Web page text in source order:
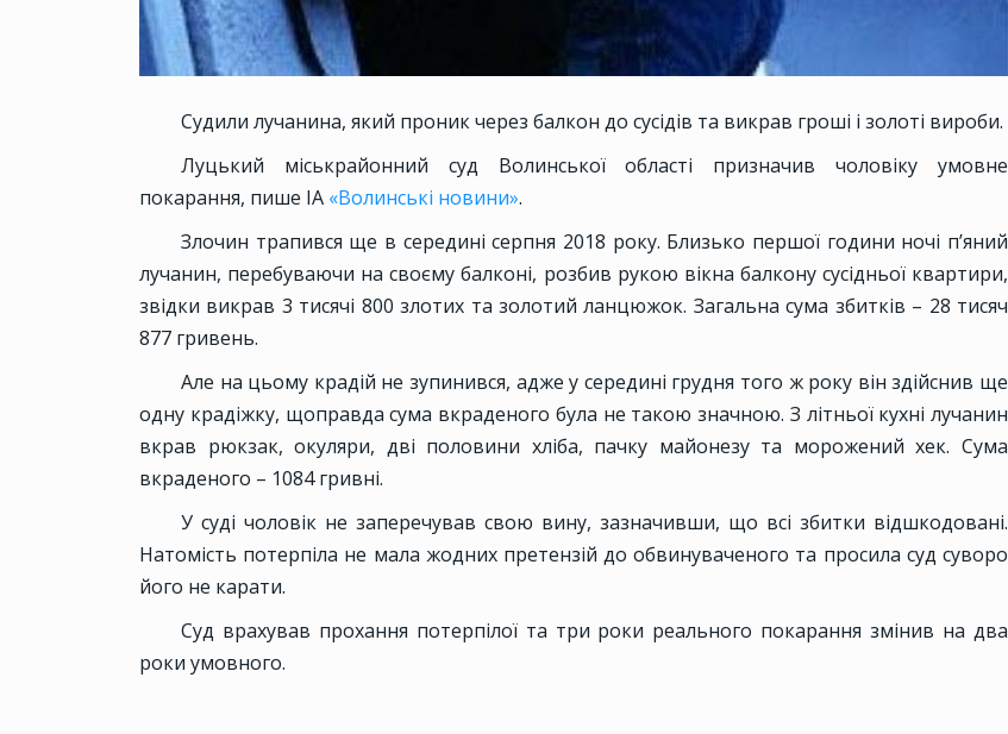
Судили лучанина, який проник через балкон до сусідів та викрав гроші і золоті вироби.
Луцький міськрайонний суд Волинської області призначив чоловіку умовне
покарання, пише ІА «Волинські новини».
Злочин трапився ще в середині серпня 2018 року. Близько першої години ночі п’яний
лучанин, перебуваючи на своєму балконі, розбив рукою вікна балкону сусідньої квартири,
звідки викрав 3 тисячі 800 злотих та золотий ланцюжок. Загальна сума збитків – 28 тисяч
877 гривень.
Але на цьому крадій не зупинився, адже у середині грудня того ж року він здійснив ще
одну крадіжку, щоправда сума вкраденого була не такою значною. З літньої кухні лучанин
вкрав рюкзак, окуляри, дві половини хліба, пачку майонезу та морожений хек. Сума
вкраденого – 1084 гривні.
У суді чоловік не заперечував свою вину, зазначивши, що всі збитки відшкодовані.
Натомість потерпіла не мала жодних претензій до обвинуваченого та просила суд суворо
його не карати.
Суд врахував прохання потерпілої та три роки реального покарання змінив на два
роки умовного.